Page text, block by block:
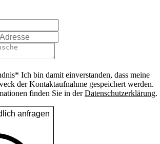
Ich bin damit einverstanden, dass meine
der Kontaktaufnahme gespeichert werden.
finden Sie in derDatenschutzerklärung.
anfragen